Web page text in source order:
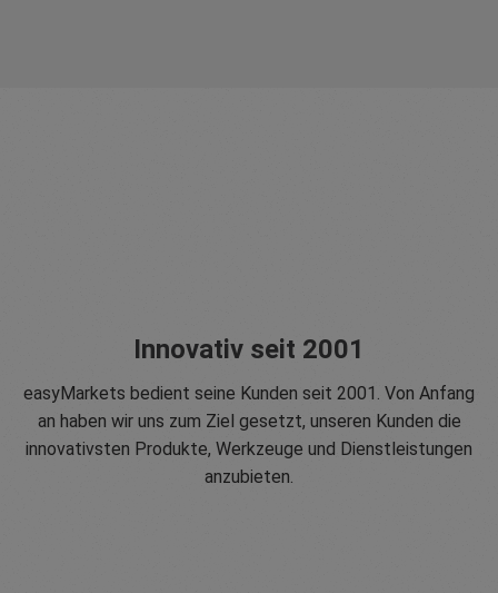
Innovativ seit 2001
easyMarkets bedient seine Kunden seit 2001. Von Anfang
an haben wir uns zum Ziel gesetzt, unseren Kunden die
innovativsten Produkte, Werkzeuge und Dienstleistungen
anzubieten.